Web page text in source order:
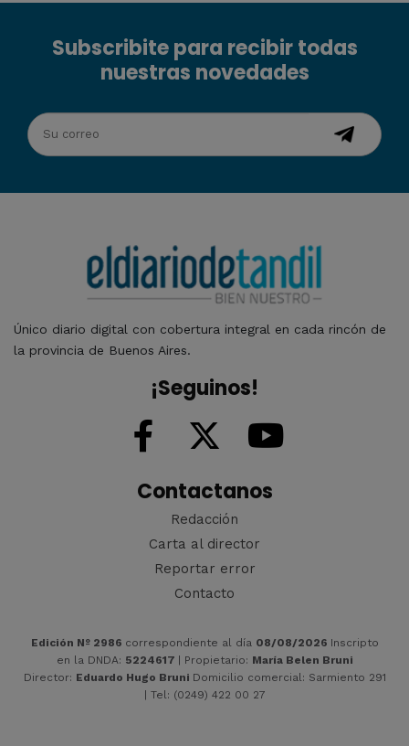
Subscribite para recibir todas
nuestras novedades
Único diario digital con cobertura integral en cada rincón de
la provincia de Buenos Aires.
¡Seguinos!
Contactanos
Redacción
Carta al director
Reportar error
Contacto
Edición Nº 2986 correspondiente al día 08/08/2026 Inscripto
en la DNDA: 5224617 | Propietario: María Belen Bruni
Director: Eduardo Hugo Bruni Domicilio comercial: Sarmiento 291
| Tel: (0249) 422 00 27